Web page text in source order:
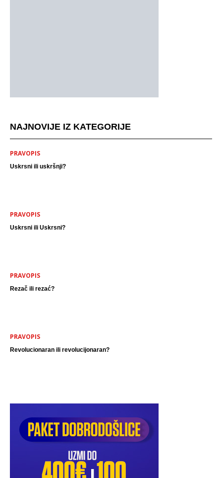
NAJNOVIJE IZ KATEGORIJE
PRAVOPIS
Uskrsni ili uskršnji?
PRAVOPIS
Uskrsni ili Uskrsni?
PRAVOPIS
Rezač ili rezać?
PRAVOPIS
Revolucionaran ili revolucijonaran?